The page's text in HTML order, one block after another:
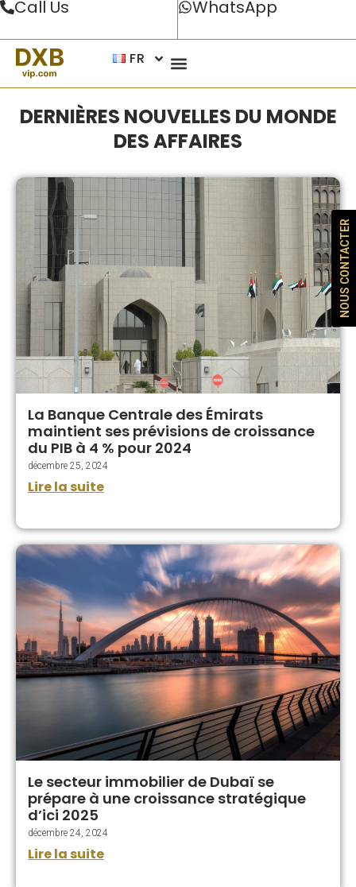
Call Us WhatsApp
FR
DERNIÈRES NOUVELLES DU MONDE
DES AFFAIRES
La Banque Centrale des Émirats
maintient ses prévisions de croissance
du PIB à 4 % pour 2024
décembre 25, 2024
Lire la suite
Le secteur immobilier de Dubaï se
prépare à une croissance stratégique
d’ici 2025
décembre 24, 2024
Lire la suite
NOUS CONTACTER